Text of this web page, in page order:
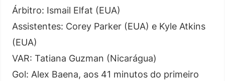
Árbitro: Ismail Elfat (EUA)
Assistentes: Corey Parker (EUA) e Kyle Atkins
(EUA)
VAR: Tatiana Guzman (Nicarágua)
Gol: Alex Baena, aos 41 minutos do primeiro